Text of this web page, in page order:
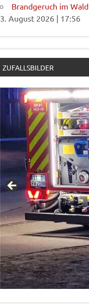
Brandgeruch im Wald
3. August 2026 | 17:56
ZUFALLSBILDER